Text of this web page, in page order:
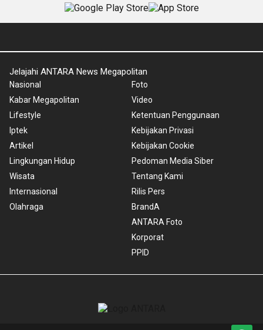
Jelajahi ANTARA News Megapolitan
Nasional
Kabar Megapolitan
Lifestyle
Iptek
Artikel
Lingkungan Hidup
Wisata
Internasional
Olahraga
Foto
Video
Ketentuan Penggunaan
Kebijakan Privasi
Kebijakan Cookie
Pedoman Media Siber
Tentang Kami
Rilis Pers
BrandA
ANTARA Foto
Korporat
PPID